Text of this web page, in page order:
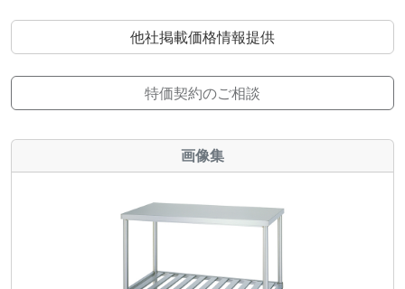
他社掲載価格情報提供
特価契約のご相談
画像集